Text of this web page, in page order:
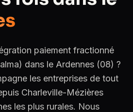
paiement fractionné
dans le Ardennes (08) ?
les entreprises de tout
Charleville-Mézières
les plus rurales. Nous